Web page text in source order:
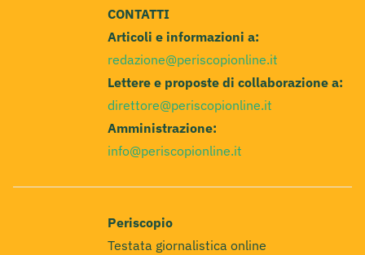
CONTATTI
Articoli e informazioni a:
redazione@periscopionline.it
Lettere e proposte di collaborazione a:
direttore@periscopionline.it
Amministrazione:
info@periscopionline.it
Periscopio
Testata giornalistica online